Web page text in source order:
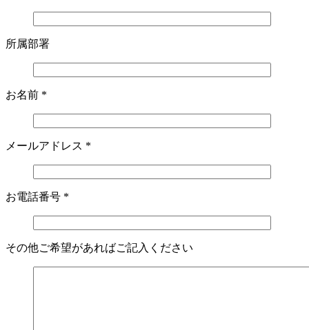
所属部署
お名前 *
メールアドレス *
お電話番号 *
その他ご希望があればご記入ください